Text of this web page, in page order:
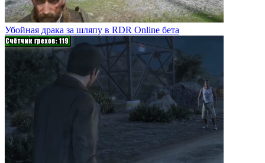
Убойная драка за шляпу в RDR Online бета